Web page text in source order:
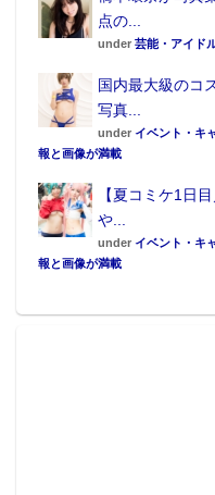
点の...
under 芸能・アイド
国内最大級のコ
写真...
under イベント・キ
報と画像が満載
【夏コミケ1日
や...
under イベント・キ
報と画像が満載